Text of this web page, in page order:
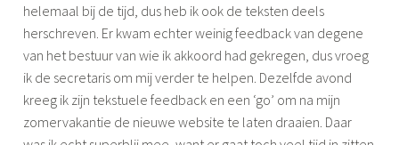
helemaal bij de tijd, dus heb ik ook de teksten deels
herschreven. Er kwam echter weinig feedback van degene
van het bestuur van wie ik akkoord had gekregen, dus vroeg
ik de secretaris om mij verder te helpen. Dezelfde avond
kreeg ik zijn tekstuele feedback en een ‘go’ om na mijn
zomervakantie de nieuwe website te laten draaien. Daar